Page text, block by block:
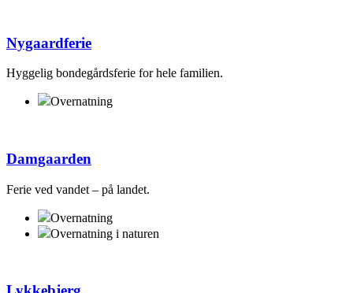
Nygaardferie
Hyggelig bondegårdsferie for hele familien.
Overnatning
Damgaarden
Ferie ved vandet – på landet.
Overnatning
Overnatning i naturen